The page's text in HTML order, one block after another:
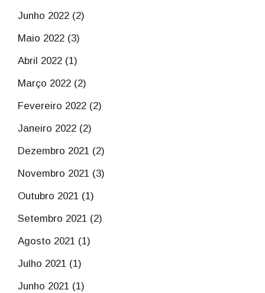
Junho 2022 (2)
Maio 2022 (3)
Abril 2022 (1)
Março 2022 (2)
Fevereiro 2022 (2)
Janeiro 2022 (2)
Dezembro 2021 (2)
Novembro 2021 (3)
Outubro 2021 (1)
Setembro 2021 (2)
Agosto 2021 (1)
Julho 2021 (1)
Junho 2021 (1)